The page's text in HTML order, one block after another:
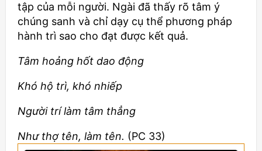
tập của mỗi người. Ngài đã thấy rõ tâm ý
chúng sanh và chỉ dạy cụ thể phương pháp
hành trì sao cho đạt được kết quả.
Tâm hoảng hốt dao động
Khó hộ trì, khó nhiếp
Người trí làm tâm thẳng
Như thợ tên, làm tên. (PC 33)